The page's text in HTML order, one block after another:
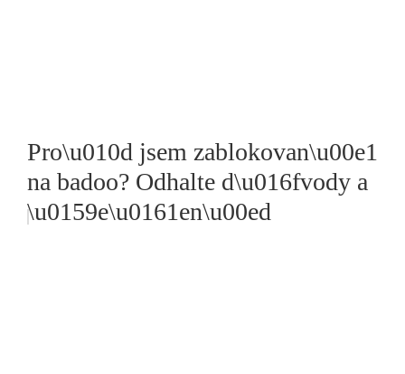
Pro\u010d jsem zablokovan\u00e1
na badoo? Odhalte d\u016fvody a
\u0159e\u0161en\u00ed